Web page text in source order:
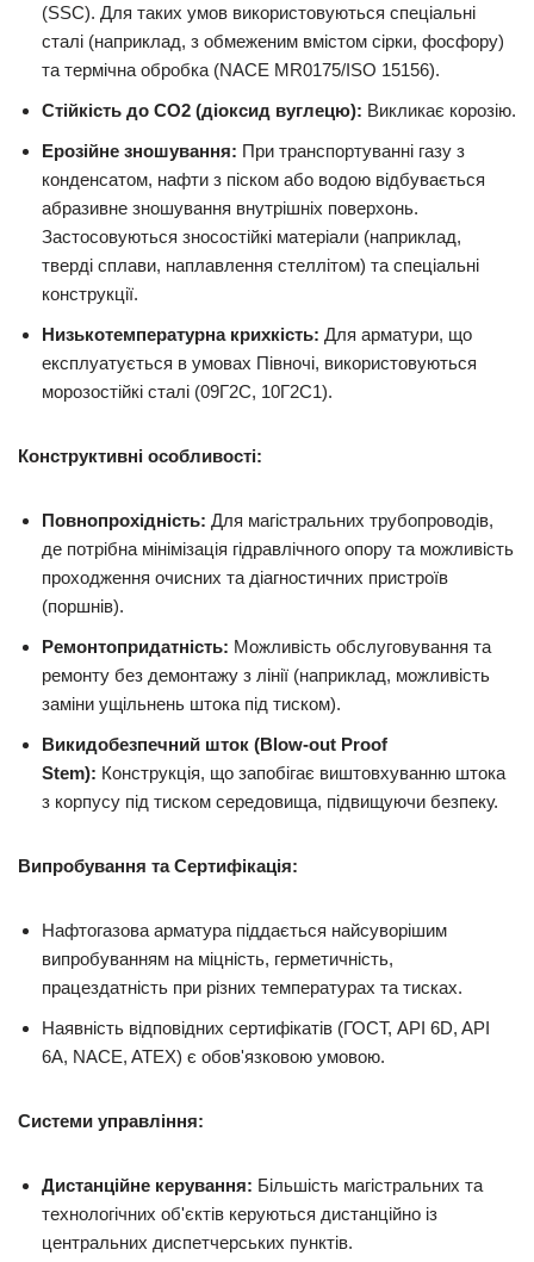
(SSC). Для таких умов використовуються спеціальні
сталі (наприклад, з обмеженим вмістом сірки, фосфору)
та термічна обробка (NACE MR0175/ISO 15156).
Стійкість до CO2 (діоксид вуглецю): Викликає корозію.
Ерозійне зношування: При транспортуванні газу з
конденсатом, нафти з піском або водою відбувається
абразивне зношування внутрішніх поверхонь.
Застосовуються зносостійкі матеріали (наприклад,
тверді сплави, наплавлення стеллітом) та спеціальні
конструкції.
Низькотемпературна крихкість: Для арматури, що
експлуатується в умовах Півночі, використовуються
морозостійкі сталі (09Г2С, 10Г2С1).
Конструктивні особливості:
Повнопрохідність: Для магістральних трубопроводів,
де потрібна мінімізація гідравлічного опору та можливість
проходження очисних та діагностичних пристроїв
(поршнів).
Ремонтопридатність: Можливість обслуговування та
ремонту без демонтажу з лінії (наприклад, можливість
заміни ущільнень штока під тиском).
Викидобезпечний шток (Blow-out Proof
Stem): Конструкція, що запобігає виштовхуванню штока
з корпусу під тиском середовища, підвищуючи безпеку.
Випробування та Сертифікація:
Нафтогазова арматура піддається найсуворішим
випробуванням на міцність, герметичність,
працездатність при різних температурах та тисках.
Наявність відповідних сертифікатів (ГОСТ, API 6D, API
6A, NACE, ATEX) є обов'язковою умовою.
Системи управління:
Дистанційне керування: Більшість магістральних та
технологічних об'єктів керуються дистанційно із
центральних диспетчерських пунктів.